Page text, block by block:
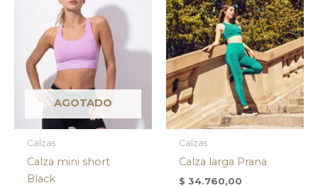
AGOTADO
Calzas
Calza mini short
Black
Calzas
Calza larga Prana
$ 34.760,00